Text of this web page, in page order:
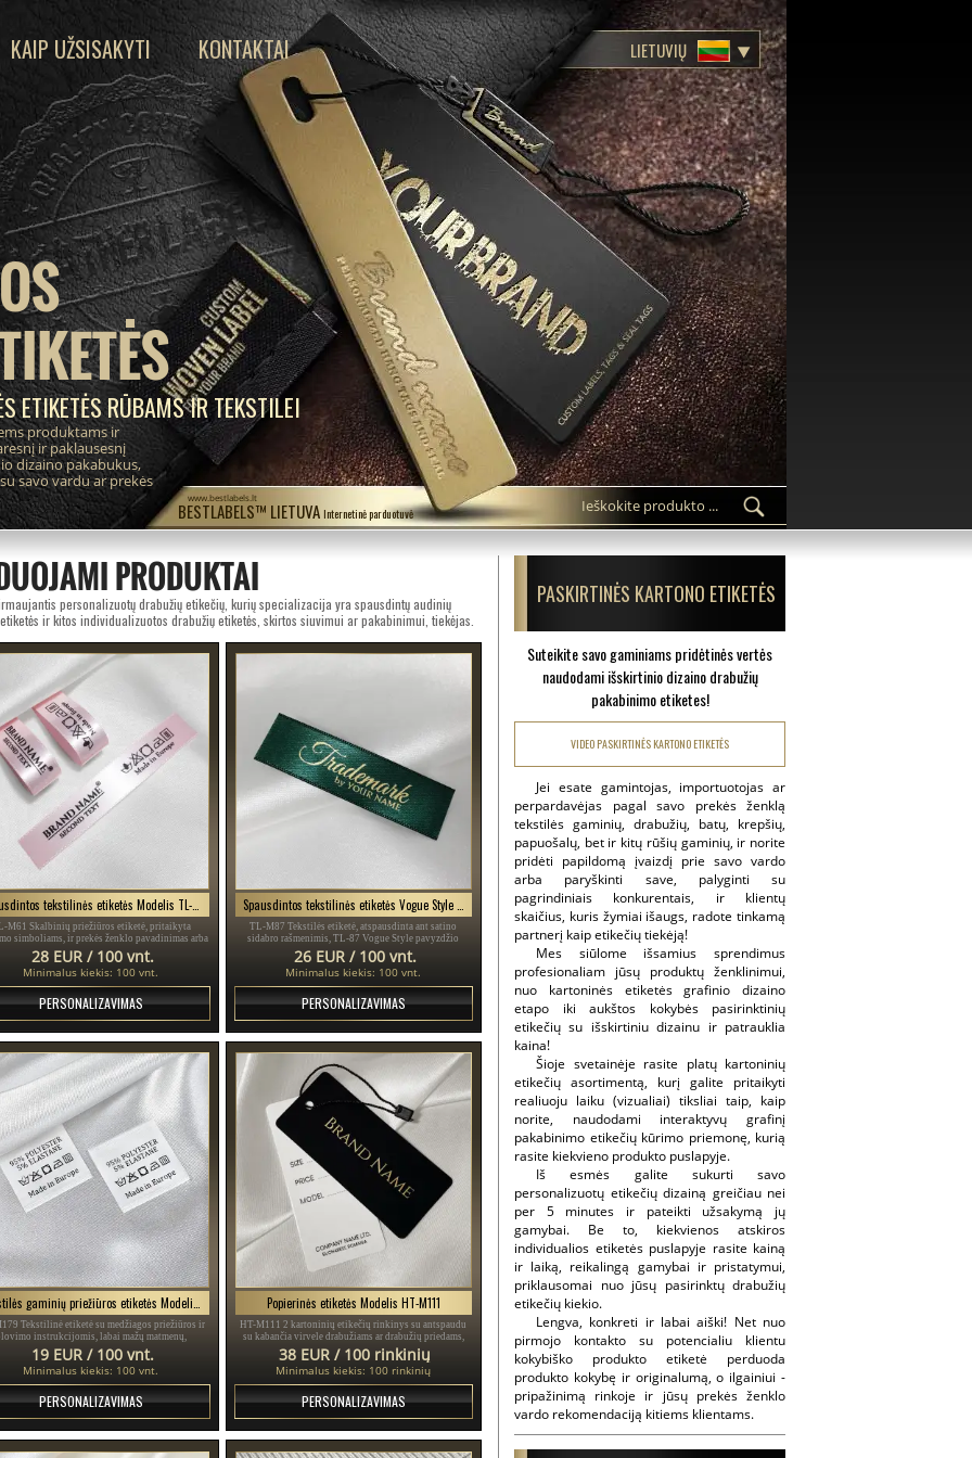
BESTLABELS™ LIETUVA Internetinė parduotuvė
www.bestlabels.lt
ETIKETĖS RŪBAMS IR TEKSTILEI
produktams ir
ir paklausesnį
dizaino pakabukus,
savo vardu ar prekės
KAIP UŽSISAKYTI KONTAKTAI LIETUVIŲ
PRODUKTAI
personalizuotų drabužių etikečių, kurių specializacija yra spausdintų audinių
ir kitos individualizuotos drabužių etiketės, skirtos siuvimui ar pakabinimui, tiekėjas.
Spausdintos tekstilinės etiketės Modelis TL-M61
M61 Skalbinių priežiūros etiketė, pritaikyta
simboliams, ir prekės ženklo pavadinimas arba
modelis TL-61, tinka bet kokiam tekstilės
gaminiui, ypač drabužiams.
28 EUR / 100 vnt.
Minimalus kiekis: 100 vnt.
PERSONALIZAVIMAS
TL-M87 Tekstilės etiketė, atspausdinta ant satino
sidabro rašmenimis, TL-87 Vogue Style pavyzdžio
vairuotojo pažymėjimai, skirta drabužiams, įvairiems
drabužiams ir aksesuarams.
26 EUR / 100 vnt.
Minimalus kiekis: 100 vnt.
PERSONALIZAVIMAS
Tekstilės gaminių priežiūros etiketės Modelis TC-M179
Tekstilinė etiketė su medžiagos priežiūros ir
instrukcijomis, labai mažų matmenų,
pagaminta iš smulkaus balto satino, pritaikyta
simboliams ir prekės ženklui.
19 EUR / 100 vnt.
Minimalus kiekis: 100 vnt.
PERSONALIZAVIMAS
Popierinės etiketės Modelis HT-M111
HT-M111 2 kartoninių etikečių rinkinys su antspaudu
su kabančia virvele drabužiams ar drabužių priedams,
pagamintas iš storo plastifikuoto kartono ir
atspausdintas aukso ir juodos spalvos tekstu.
38 EUR / 100 rinkinių
Minimalus kiekis: 100 rinkinių
PERSONALIZAVIMAS
PASKIRTINĖS KARTONO ETIKETĖS
Suteikite savo gaminiams pridėtinės vertės
naudodami išskirtinio dizaino drabužių
pakabinimo etiketes!
VIDEO PASKIRTINĖS KARTONO ETIKETĖS
Jei esate gamintojas, importuotojas ar
perpardavėjas pagal savo prekės ženklą
tekstilės gaminių, drabužių, batų, krepšių,
papuošalų, bet ir kitų rūšių gaminių, ir norite
pridėti papildomą įvaizdį prie savo vardo
arba paryškinti save, palyginti su
pagrindiniais konkurentais, ir klientų
skaičius, kuris žymiai išaugs, radote tinkamą
partnerį kaip etikečių tiekėją!
Mes siūlome išsamius sprendimus
profesionaliam jūsų produktų ženklinimui,
nuo kartoninės etiketės grafinio dizaino
etapo iki aukštos kokybės pasirinktinių
etikečių su išskirtiniu dizainu ir patrauklia
kaina!
Šioje svetainėje rasite platų kartoninių
etikečių asortimentą, kurį galite pritaikyti
realiuoju laiku (vizualiai) tiksliai taip, kaip
norite, naudodami interaktyvų grafinį
pakabinimo etikečių kūrimo priemonę, kurią
rasite kiekvieno produkto puslapyje.
Iš esmės galite sukurti savo
personalizuotų etikečių dizainą greičiau nei
per 5 minutes ir pateikti užsakymą jų
gamybai. Be to, kiekvienos atskiros
individualios etiketės puslapyje rasite kainą
ir laiką, reikalingą gamybai ir pristatymui,
priklausomai nuo jūsų pasirinktų drabužių
etikečių kiekio.
Lengva, konkreti ir labai aiški! Net nuo
pirmojo kontakto su potencialiu klientu
kokybiško produkto etiketė perduoda
produkto kokybę ir originalumą, o ilgainiui -
pripažinimą rinkoje ir jūsų prekės ženklo
vardo rekomendaciją kitiems klientams.